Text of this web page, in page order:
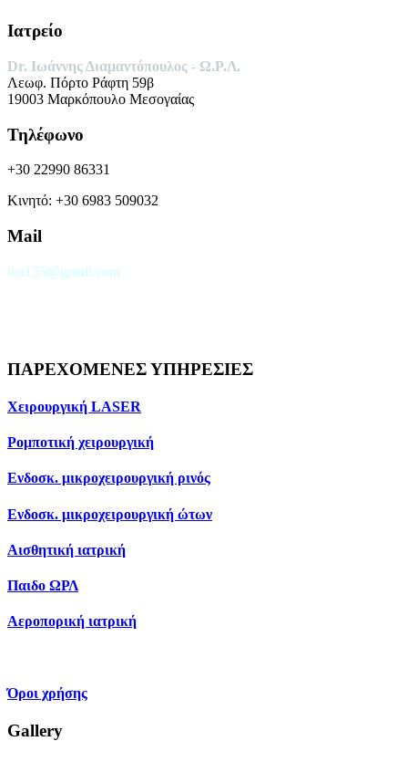
Ιατρείο
Dr. Ιωάννης Διαμαντόπουλος - Ω.Ρ.Λ.
Λεωφ. Πόρτο Ράφτη 59β
19003 Μαρκόπουλο Μεσογαίας
Τηλέφωνο
+30 22990 86331
Κινητό: +30 6983 509032
Mail
ioa155@gmail.com
ΠΑΡΕΧΟΜΕΝΕΣ ΥΠΗΡΕΣΙΕΣ
Χειρουργική LASER
Ρομποτική χειρουργική
Ενδοσκ. μικροχειρουργική ρινός
Ενδοσκ. μικροχειρουργική ώτων
Αισθητική ιατρική
Παιδο ΩΡΛ
Αεροπορική ιατρική
Όροι χρήσης
Gallery